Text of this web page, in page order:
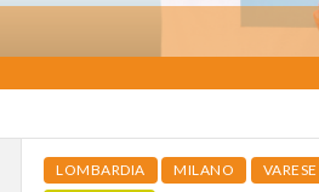
LOMBARDIA MILANO VARESE